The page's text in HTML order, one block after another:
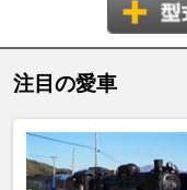
注目の愛車